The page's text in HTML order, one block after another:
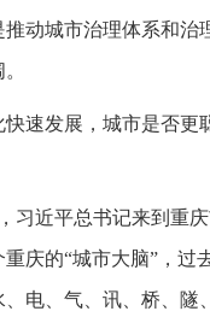
动城市治理体系和治
快速发展，城市是否更
习近平总书记来到重
庆的“城市大脑”，过
电、气、讯、桥、隧